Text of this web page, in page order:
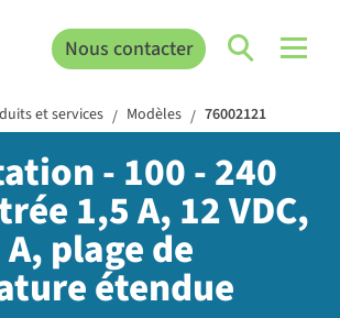
Nous contacter
et services / Modèles / 76002121
- 100 - 240
1,5 A, 12 VDC,
plage de
étendue